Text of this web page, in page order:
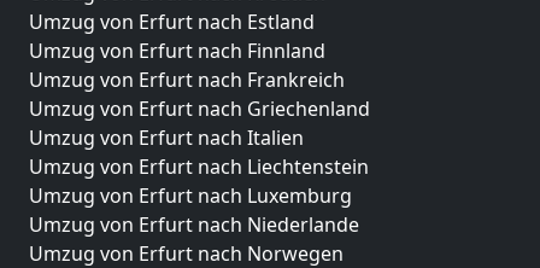
Umzug von Erfurt nach Estland
Umzug von Erfurt nach Finnland
Umzug von Erfurt nach Frankreich
Umzug von Erfurt nach Griechenland
Umzug von Erfurt nach Italien
Umzug von Erfurt nach Liechtenstein
Umzug von Erfurt nach Luxemburg
Umzug von Erfurt nach Niederlande
Umzug von Erfurt nach Norwegen